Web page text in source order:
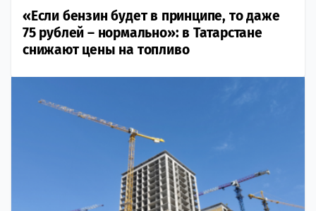
«Если бензин будет в принципе, то даже
75 рублей – нормально»: в Татарстане
снижают цены на топливо